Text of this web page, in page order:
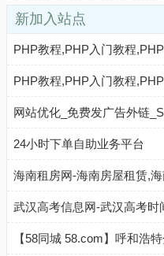
新加入站点
网站优化_免费发广告外链
24小时下单自助业务平台
【58同城 58.com】呼和浩